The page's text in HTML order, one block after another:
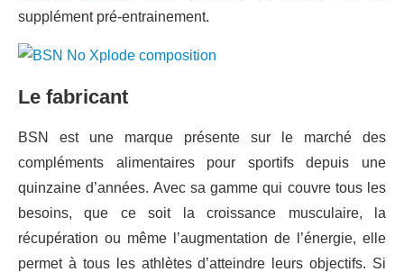
supplément pré-entrainement.
Le fabricant
BSN est une marque présente sur le marché des
compléments alimentaires pour sportifs depuis une
quinzaine d’années. Avec sa gamme qui couvre tous les
besoins, que ce soit la croissance musculaire, la
récupération ou même l’augmentation de l’énergie, elle
permet à tous les athlètes d’atteindre leurs objectifs. Si